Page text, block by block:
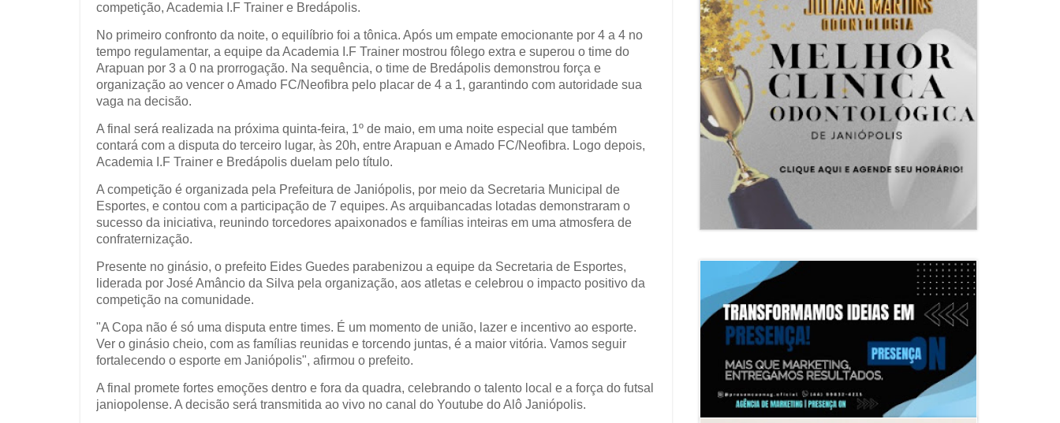
competição, Academia I.F Trainer e Bredápolis.
No primeiro confronto da noite, o equilíbrio foi a tônica. Após um empate emocionante por 4 a 4 no
tempo regulamentar, a equipe da Academia I.F Trainer mostrou fôlego extra e superou o time do
Arapuan por 3 a 0 na prorrogação. Na sequência, o time de Bredápolis demonstrou força e
organização ao vencer o Amado FC/Neofibra pelo placar de 4 a 1, garantindo com autoridade sua
vaga na decisão.
A final será realizada na próxima quinta-feira, 1º de maio, em uma noite especial que também
contará com a disputa do terceiro lugar, às 20h, entre Arapuan e Amado FC/Neofibra. Logo depois,
Academia I.F Trainer e Bredápolis duelam pelo título.
A competição é organizada pela Prefeitura de Janiópolis, por meio da Secretaria Municipal de
Esportes, e contou com a participação de 7 equipes. As arquibancadas lotadas demonstraram o
sucesso da iniciativa, reunindo torcedores apaixonados e famílias inteiras em uma atmosfera de
confraternização.
Presente no ginásio, o prefeito Eides Guedes parabenizou a equipe da Secretaria de Esportes,
liderada por José Amâncio da Silva pela organização, aos atletas e celebrou o impacto positivo da
competição na comunidade.
"A Copa não é só uma disputa entre times. É um momento de união, lazer e incentivo ao esporte.
Ver o ginásio cheio, com as famílias reunidas e torcendo juntas, é a maior vitória. Vamos seguir
fortalecendo o esporte em Janiópolis", afirmou o prefeito.
A final promete fortes emoções dentro e fora da quadra, celebrando o talento local e a força do futsal
janiopolense. A decisão será transmitida ao vivo no canal do Youtube do Alô Janiópolis.